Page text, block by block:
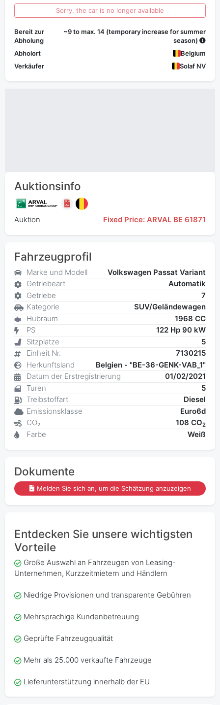
Sorry, the car is no longer available
Bereit zur
Abholung
~9 to max. 14 (temporary increase for summer
season)
Abholort
Belgium
Verkäufer
Solaf NV
Auktionsinfo
Auktion Fixed Price: ARVAL BE 61871
Fahrzeugprofil
Marke und Modell
Volkswagen Passat Variant
Getriebeart
Automatik
Getriebe
7
Kategorie
SUV/Geländewagen
Hubraum
1968 CC
PS
122 Hp 90 kW
Sitzplatze
5
Einheit Nr.
7130215
Herkunftsland
Belgien - "BE-36-GENK-VAB_1"
Datum der Erstregistrierung
01/02/2021
Turen
5
Treibstoffart
Diesel
Emissionsklasse
Euro6d
CO₂
108 CO2
Farbe Weiß
Dokumente
Melden Sie sich an, um die Schätzung anzuzeigen
Entdecken Sie unsere wichtigsten
Vorteile
Große Auswahl an Fahrzeugen von Leasing-
Unternehmen, Kurzzeitmietern und Händlern
Niedrige Provisionen und transparente Gebühren
Mehrsprachige Kundenbetreuung
Geprüfte Fahrzeugqualität
Mehr als 25.000 verkaufte Fahrzeuge
Lieferunterstützung innerhalb der EU